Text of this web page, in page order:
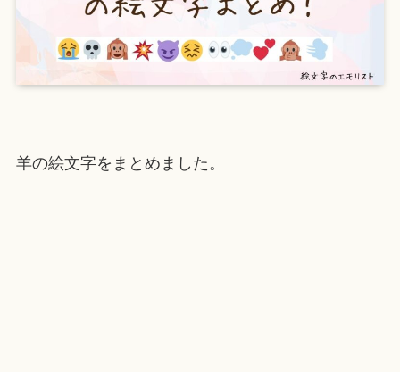
羊の絵文字をまとめました。